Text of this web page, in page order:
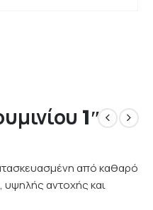
1″
από καθαρό
υψηλής αντοχής και